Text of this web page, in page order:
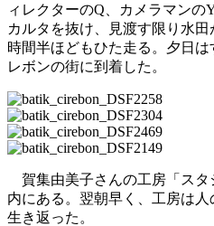
ィレクターのQ、カメラマンの
カルタを抜け、見渡す限り水
時間半ほどもひた走る。夕日
レボンの街に到着した。
賀集由美子さんの工房「スタ
内にある。翌朝早く、工房は
生き返った。